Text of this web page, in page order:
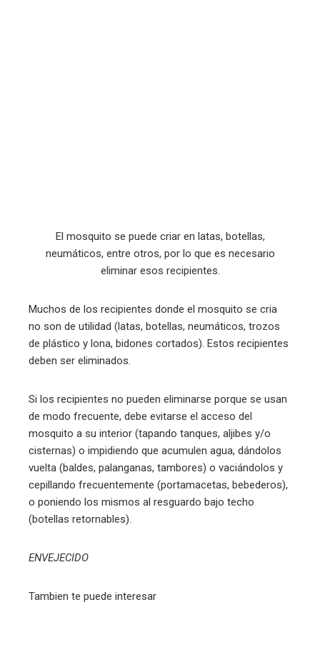
El mosquito se puede criar en latas, botellas,
neumáticos, entre otros, por lo que es necesario
eliminar esos recipientes.
Muchos de los recipientes donde el mosquito se cria
no son de utilidad (latas, botellas, neumáticos, trozos
de plástico y lona, ​​bidones cortados). Estos recipientes
deben ser eliminados.
Si los recipientes no pueden eliminarse porque se usan
de modo frecuente, debe evitarse el acceso del
mosquito a su interior (tapando tanques, aljibes y/o
cisternas) o impidiendo que acumulen agua, dándolos
vuelta (baldes, palanganas, tambores) o vaciándolos y
cepillando frecuentemente (portamacetas, bebederos),
o poniendo los mismos al resguardo bajo techo
(botellas retornables).
ENVEJECIDO
Tambien te puede interesar